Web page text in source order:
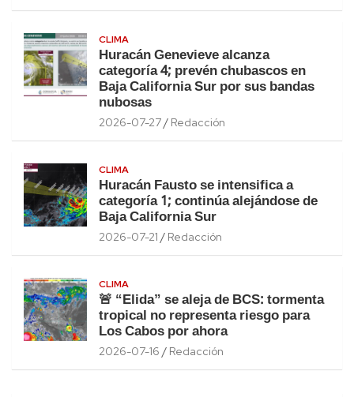
CLIMA
Huracán Genevieve alcanza
categoría 4; prevén chubascos en
Baja California Sur por sus bandas
nubosas
2026-07-27 Redacción
CLIMA
Huracán Fausto se intensifica a
categoría 1; continúa alejándose de
Baja California Sur
2026-07-21 Redacción
CLIMA
🚨 “Elida” se aleja de BCS: tormenta
tropical no representa riesgo para
Los Cabos por ahora
2026-07-16 Redacción